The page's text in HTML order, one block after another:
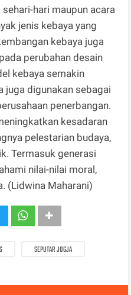
hari maupun acara
jenis kebaya yang
kebaya juga
perubahan desain
kebaya semakin
juga digunakan sebagai
penerbangan.
kesadaran
pelestarian budaya,
Termasuk generasi
nilai-nilai moral,
(Lidwina Maharani)
SEPUTAR JOGJA